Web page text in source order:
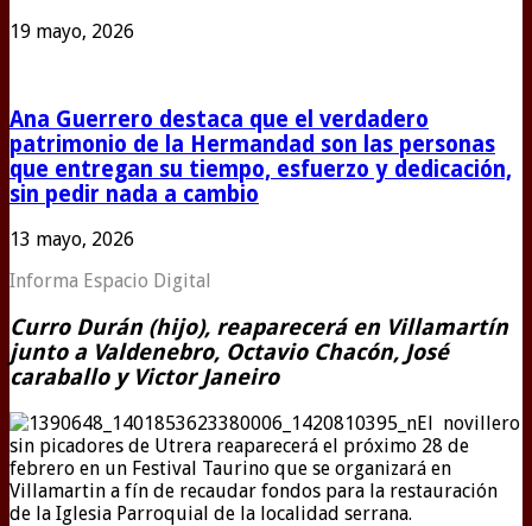
19 mayo, 2026
Ana Guerrero destaca que el verdadero
patrimonio de la Hermandad son las personas
que entregan su tiempo, esfuerzo y dedicación,
sin pedir nada a cambio
13 mayo, 2026
Informa Espacio Digital
Curro Durán (hijo), reaparecerá en Villamartín
junto a Valdenebro, Octavio Chacón, José
caraballo y Victor Janeiro
El novillero
sin picadores de Utrera reaparecerá el próximo 28 de
febrero en un Festival Taurino que se organizará en
Villamartin a fín de recaudar fondos para la restauración
de la Iglesia Parroquial de la localidad serrana.